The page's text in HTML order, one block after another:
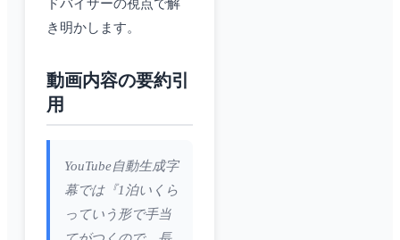
ドバイザーの視点で解
き明かします。
動画内容の要約引
用
YouTube自動生成字
幕では『1泊いくら
っていう形で手当